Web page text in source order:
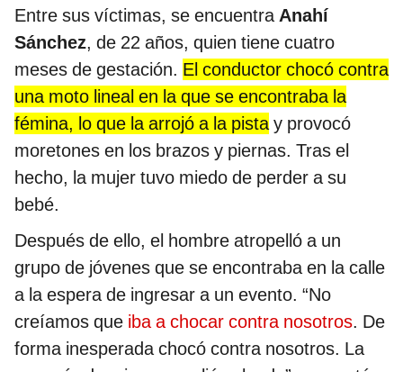
Entre sus víctimas, se encuentraAnahí
Sánchez, de 22 años, quien tiene cuatro
meses de gestación. El conductor chocó contra
una moto lineal en la que se encontraba la
fémina, lo que la arrojó a la pistay provocó
moretones en los brazos y piernas. Tras el
hecho, la mujer tuvo miedo de perder a su
bebé.
Después de ello, el hombre atropelló a un
grupo de jóvenes que se encontraba en la calle
a la espera de ingresar a un evento. “No
creíamos que iba a chocar contra nosotros. De
forma inesperada chocó contra nosotros. La